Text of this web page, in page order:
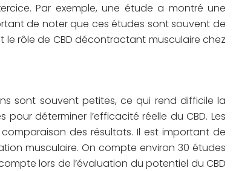
Par exemple, une étude a montré une
de noter que ces études sont souvent de
rôle de CBD décontractant musculaire chez
sont souvent petites, ce qui rend difficile la
déterminer l’efficacité réelle du CBD. Les
des résultats. Il est important de
musculaire. On compte environ 30 études
lors de l’évaluation du potentiel du CBD